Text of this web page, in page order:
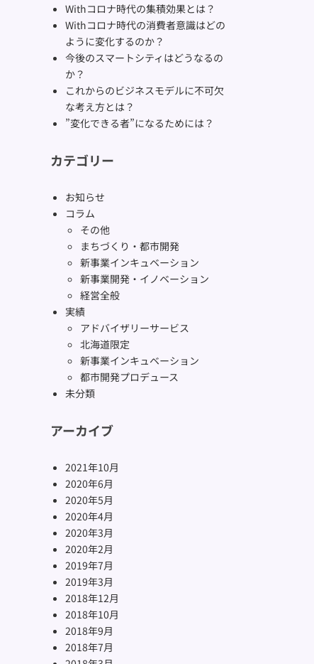
Withコロナ時代の集積効果とは？
Withコロナ時代の消費者意識はどの
ように変化するのか？
今後のスマートシティはどうなるの
か？
これからのビジネスモデルに不可欠
な考え方とは？
”変化できる者”になるためには？
カテゴリー
お知らせ
コラム
その他
まちづくり・都市開発
新事業インキュベーション
新事業開発・イノベーション
経営全般
実績
アドバイザリーサービス
北海道限定
新事業インキュベーション
都市開発プロデュース
未分類
アーカイブ
2021年10月
2020年6月
2020年5月
2020年4月
2020年3月
2020年2月
2019年7月
2019年3月
2018年12月
2018年10月
2018年9月
2018年7月